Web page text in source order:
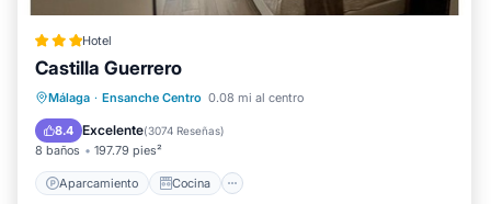
Hotel
Castilla Guerrero
Málaga · Ensanche Centro 0.08 mi al centro
8.4 Excelente(3074 Reseñas)
8 baños 197.79 pies²
Aparcamiento Cocina
Aparcamiento
Cocina
Aire acondicionado